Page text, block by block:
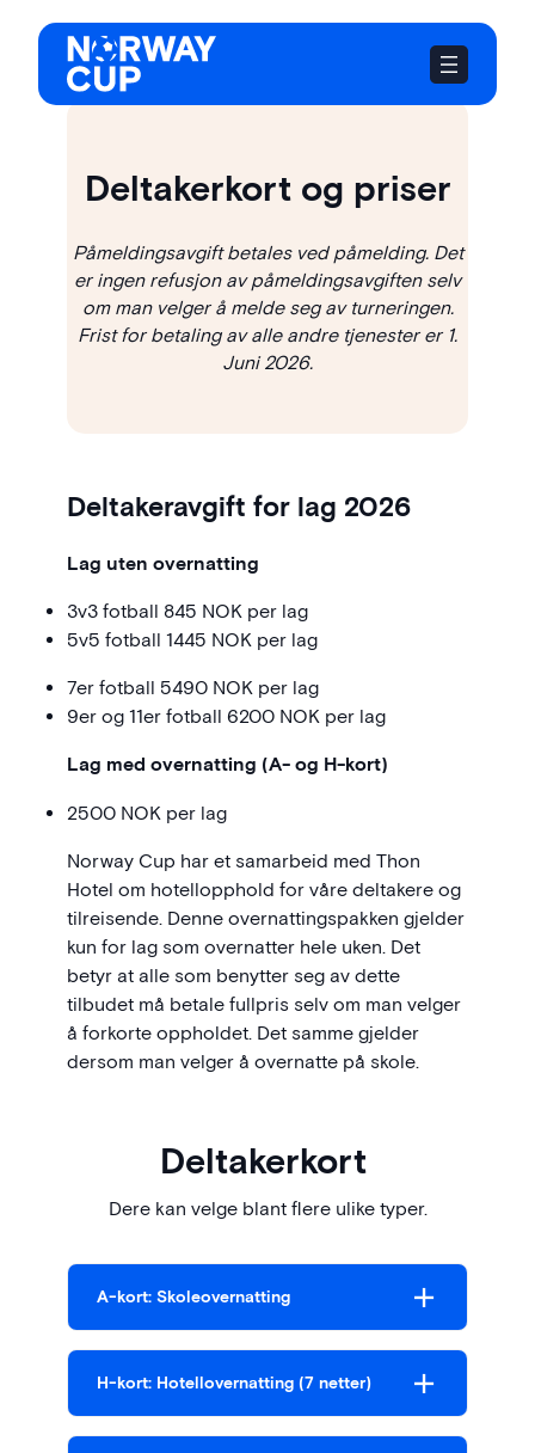
Hopp
innhold
Deltakerkort og priser
Påmeldingsavgift betales ved påmelding. Det
er ingen refusjon av påmeldingsavgiften selv
om man velger å melde seg av turneringen.
Frist for betaling av alle andre tjenester er 1.
Juni 2026.
Deltakeravgift for lag 2026
Lag uten overnatting
3v3 fotball 845 NOK per lag
5v5 fotball 1445 NOK per lag
7er fotball 5490 NOK per lag
9er og 11er fotball 6200 NOK per lag
Lag med overnatting (A- og H-kort)
2500 NOK per lag
Norway Cup har et samarbeid med Thon
Hotel om hotellopphold for våre deltakere og
tilreisende. Denne overnattingspakken gjelder
kun for lag som overnatter hele uken. Det
betyr at alle som benytter seg av dette
tilbudet må betale fullpris selv om man velger
å forkorte oppholdet. Det samme gjelder
dersom man velger å overnatte på skole.
Deltakerkort
Dere kan velge blant flere ulike typer.
A-kort: Skoleovernatting
H-kort: Hotellovernatting (7 netter)